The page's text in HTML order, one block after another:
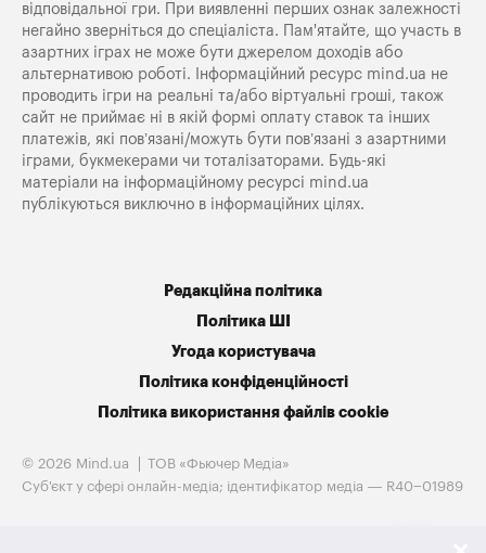
відповідальної гри. При виявленні перших ознак залежності
негайно зверніться до спеціаліста. Пам'ятайте, що участь в
азартних іграх не може бути джерелом доходів або
альтернативою роботі. Інформаційний ресурс mind.ua не
проводить ігри на реальні та/або віртуальні гроші, також
сайт не приймає ні в якій формі оплату ставок та інших
платежів, які пов’язані/можуть бути пов’язані з азартними
іграми, букмекерами чи тоталізаторами. Будь-які
матеріали на інформаційному ресурсі mind.ua
публікуються виключно в інформаційних цілях.
Редакційна політика
Політика ШІ
Угода користувача
Політика конфіденційності
Політика використання файлів cookie
© 2026 Mind.ua
ТОВ «Фьючер Медiа»
Cуб'єкт у сфері онлайн-медіа; ідентифікатор медіа — R40−01989